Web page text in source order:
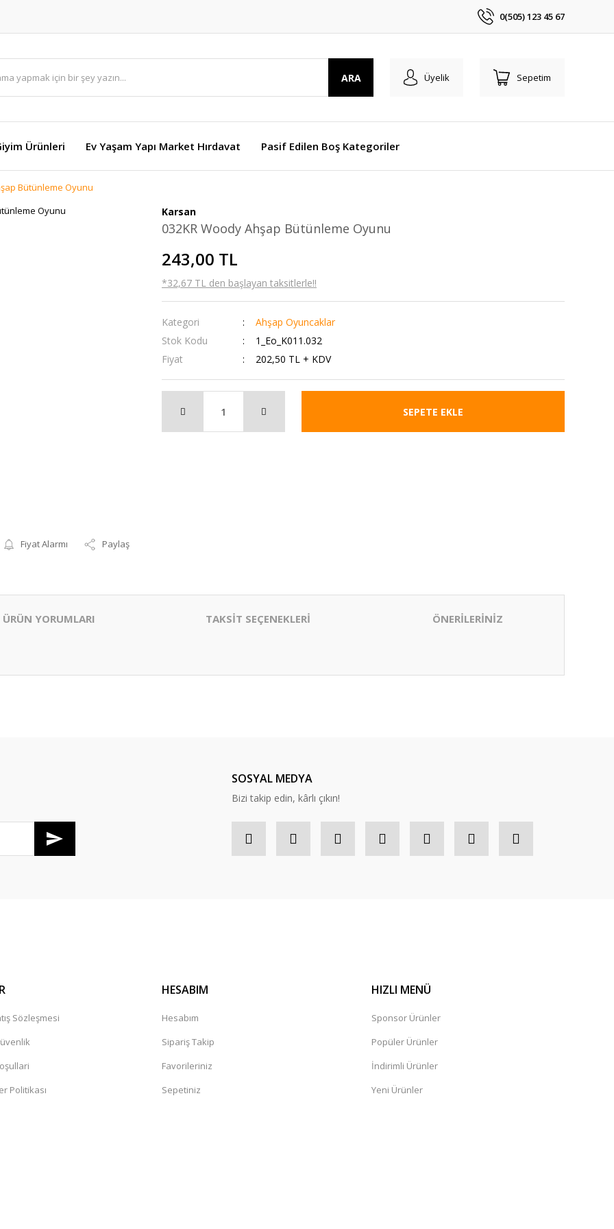
0(505) 123 45 67
ARA Üyelik Sepetim
Ürünleri Ev Yaşam Yapı Market Hırdavat Pasif Edilen Boş Kategoriler
Bütünleme Oyunu
Fiyat Alarmı Paylaş
Karsan
032KR Woody Ahşap Bütünleme Oyunu
243,00 TL
*32,67 TL den başlayan taksitlerle!!
Kategori
Ahşap Oyuncaklar
Stok Kodu
1_Eo_K011.032
Fiyat
202,50 TL + KDV
SEPETE EKLE
ÜRÜN YORUMLARI TAKSİT SEÇENEKLERİ ÖNERİLERİNİZ
SOSYAL MEDYA
Bizi takip edin, kârlı çıkın!
Sözleşmesi
Politikası
HESABIM
Hesabım
Sipariş Takip
Favorileriniz
Sepetiniz
HIZLI MENÜ
Sponsor Ürünler
Popüler Ürünler
İndirimli Ürünler
Yeni Ürünler